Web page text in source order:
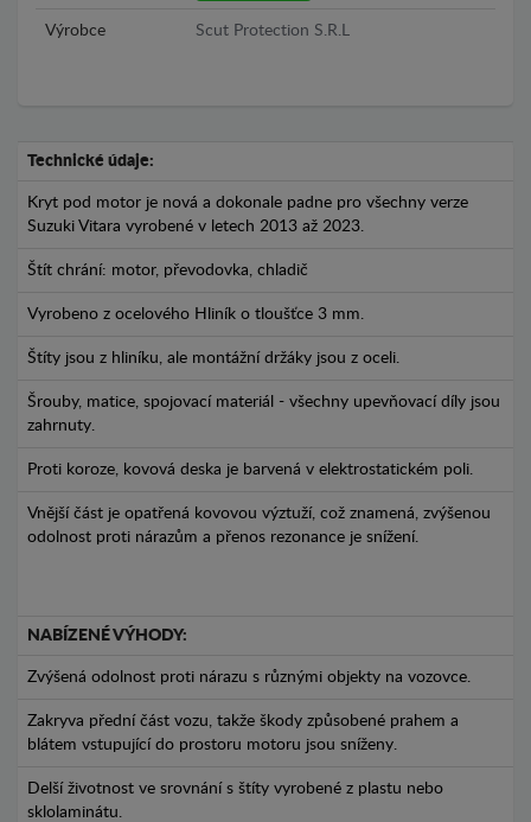
Výrobce Scut Protection S.R.L
Technické údaje:
Kryt pod motor je nová a dokonale padne pro všechny verze
Suzuki Vitara vyrobené v letech 2013 až 2023.
Štít chrání: motor, převodovka, chladič
Vyrobeno z ocelového Hliník o tloušťce 3 mm.
Štíty jsou z hliníku, ale montážní držáky jsou z oceli.
Šrouby, matice, spojovací materiál - všechny upevňovací díly jsou
zahrnuty.
Proti koroze, kovová deska je barvená v elektrostatickém poli.
Vnější část je opatřená kovovou výztuží, což znamená, zvýšenou
odolnost proti nárazům a přenos rezonance je snížení.
NABÍZENÉ VÝHODY:
Zvýšená odolnost proti nárazu s různými objekty na vozovce.
Zakryva přední část vozu, takže škody způsobené prahem a
blátem vstupující do prostoru motoru jsou sníženy.
Delší životnost ve srovnání s štíty vyrobené z plastu nebo
sklolaminátu.